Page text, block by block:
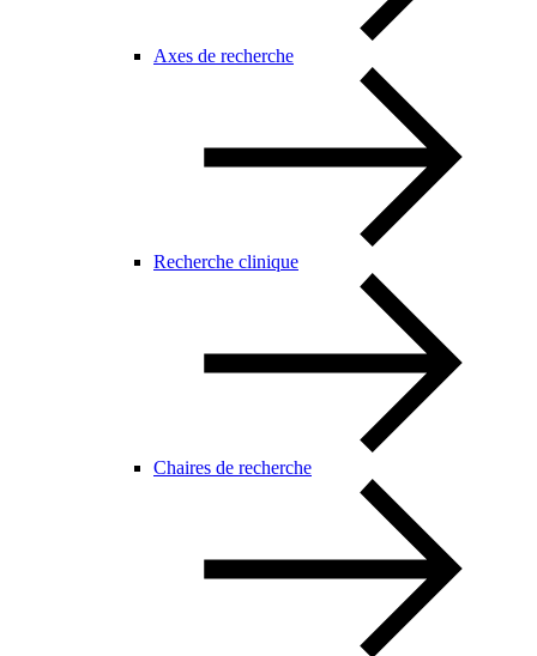
Axes de recherche
Recherche clinique
Chaires de recherche